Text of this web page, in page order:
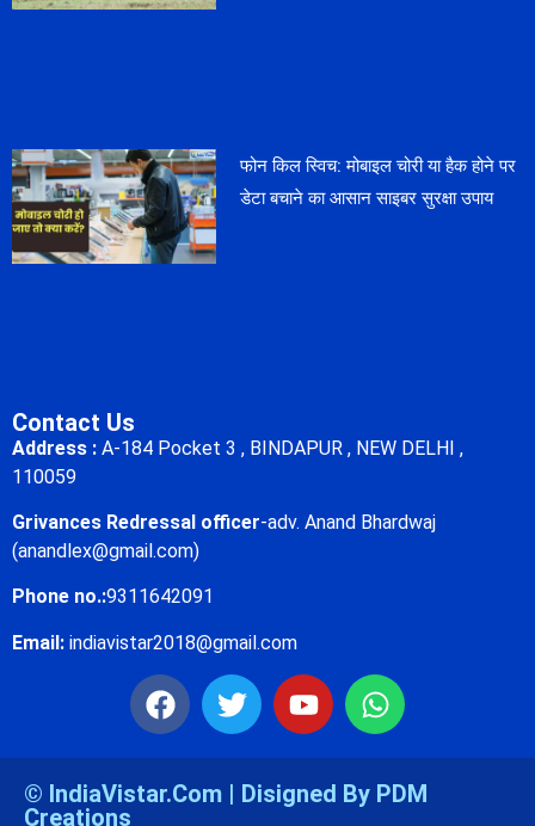
फोन किल स्विच: मोबाइल चोरी या हैक होने पर
डेटा बचाने का आसान साइबर सुरक्षा उपाय
Contact Us
Address : A-184 Pocket 3 , BINDAPUR , NEW DELHI ,
110059
Grivances Redressal officer-adv. Anand Bhardwaj
(anandlex@gmail.com)
Phone no.:9311642091
Email: indiavistar2018@gmail.com
© IndiaVistar.Com | Disigned By PDM
Creations